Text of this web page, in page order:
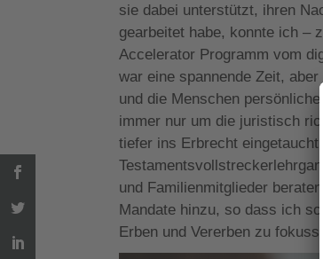
sie dabei unterstützt, ihren
gearbeitet habe, konnte ich –
Accelerator Programm vom
war eine spannende Zeit,
und die Menschen
immer nur um die juristisch
tiefer ins Erbrecht
und Familienmitglieder
Mandate hinzu, so dass ich
Erben und Vererben zu